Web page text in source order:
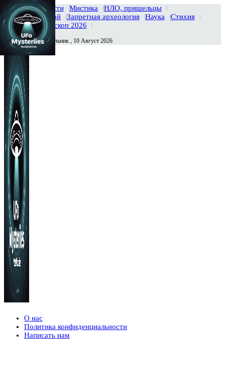
Главная Новости Мистика
НЛО, пришельцы
Тайны вселенной
Запретная археология Наука
Стихия
История
Гороскоп 2026
Сегодня Понедельник , 10 Август 2026
О нас
Политика конфиденциальности
Написать нам